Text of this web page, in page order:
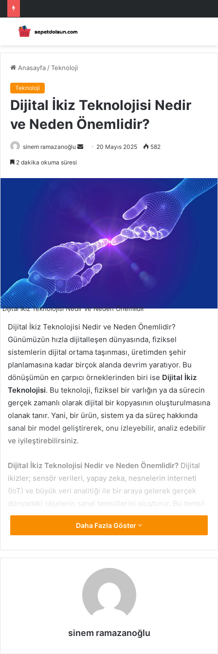
Anasayfa /Teknoloji
Teknoloji
Dijital İkiz Teknolojisi Nedir
ve Neden Önemlidir?
sinem ramazanoğlu
Bir
20 Mayıs 2025 582
2 dakika okuma süresi
Dijital İkiz Teknolojisi Nedir ve Neden Önemlidir
Dijital İkiz Teknolojisi Nedir ve Neden Önemlidir?
Günümüzün hızla dijitalleşen dünyasında, fiziksel
sistemlerin dijital ortama taşınması, üretimden şehir
planlamasına kadar birçok alanda devrim yaratıyor. Bu
dönüşümün en çarpıcı örneklerinden biri ise Dijital İkiz
Teknolojisi. Bu teknoloji, fiziksel bir varlığın ya da sürecin
gerçek zamanlı olarak dijital bir kopyasının oluşturulmasına
olanak tanır. Yani, bir ürün, sistem ya da süreç hakkında
sanal bir model geliştirerek, onu izleyebilir, analiz edebilir
ve iyileştirebilirsiniz.
Dijital İkiz Teknolojisi Nedir ve Neden Önemlidir? Dijital
ikizler; sensör verileri, yapay zeka, nesnelerin interneti
(IoT) ve büyük veri analitiği ile bir araya gelerek gerçek
dünyadaki objelerin sanal temsillerini oluşturur. Bu temsil
sayesinde mühendisler, tasarımcılar ve karar vericiler;
sistemin nasıl çalıştığını, ne zaman arıza yapabileceğini ya
Dijital İkizlerin Uygulama Alanları
, üretim sektöründen sağlığa, enerji
sektöründen şehircilik uygulamalarına kadar pek çok
sağladığı faydalar hem ekonomik hem de operasyonel
Daha Fazla Göster
sinem ramazanoğlu